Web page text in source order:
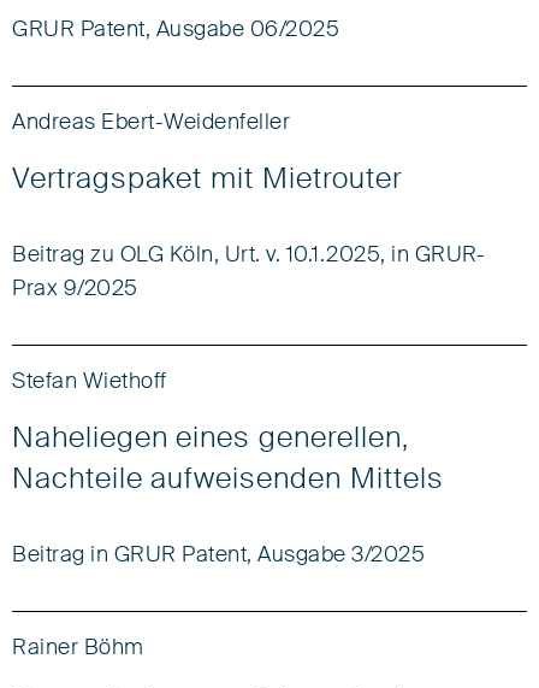
GRUR Patent, Ausgabe 06/2025
Andreas Ebert-Weidenfeller
Vertragspaket mit Mietrouter
Beitrag zu OLG Köln, Urt. v. 10.1.2025, in GRUR-
Prax 9/2025
Stefan Wiethoff
Naheliegen eines generellen,
Nachteile aufweisenden Mittels
Beitrag in GRUR Patent, Ausgabe 3/2025
Rainer Böhm